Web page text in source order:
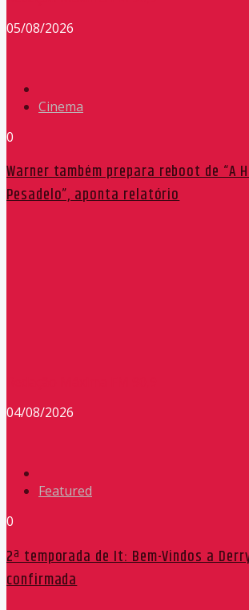
05/08/2026
Cinema
0
Warner também prepara reboot de “A
Pesadelo”, aponta relatório
04/08/2026
Featured
0
2ª temporada de It: Bem-Vindos a
confirmada